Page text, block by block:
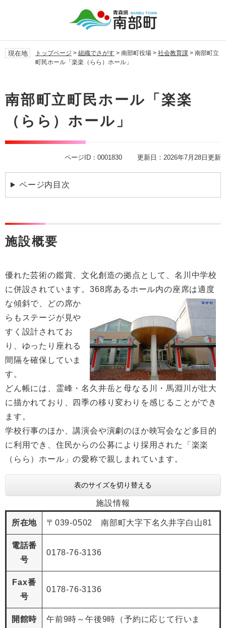
先
頭
を
飛
現在地 トップページ > 組織でさがす > 南部町役場 > 社会教育課 > 南部町立
町民ホール「楽楽（らら）ホール」
文
南部町立町民ホール「楽楽
（らら）ホール」
ページID：0001830 更新日：2026年7月28日更新
ページ内目次
施設概要
優れた芸術の鑑賞、文化創造の拠点として、名川中学校
に併設されています。368席あるホール内の座席は適度
な傾斜で、どの席か
らもステージが見や
すく設計されてお
り、ゆったり座れる
間隔を確保していま
す。
どん帳には、霊峰・名久井岳と母なる川・馬淵川が壮大
に描かれており、四季の移り変わりを感じることができ
ます。
学校行事のほか、講演会や演劇のほか映写会など多目的
に利用でき、住民からの公募により採用された「楽楽
（らら）ホール」の愛称で親しまれています。
表のサイズを切り替える
施設情報
所在地 〒039-0502 南部町大字下名久井字白山81
電話番
号
0178-76-3136
Fax番
号
0178-76-3136
開館時
午前9時～午後9時（予約に応じて行いま